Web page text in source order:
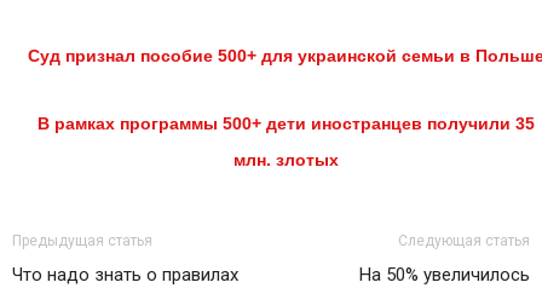
Суд признал пособие 500+ для украинской семьи в
В рамках программы 500+ дети иностранцев получили 35
млн. злотых
Предыдущая статья
Что надо знать о правилах
Следующая статья
На 50% увеличилось